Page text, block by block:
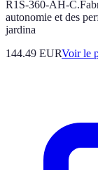
R1S-360-AH-
autonomie et des
jardina
144.49 EURVoir le